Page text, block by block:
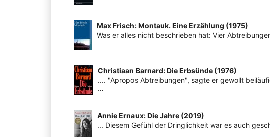
Max Frisch: Montauk. Eine Erzählung (1975)
Was er alles nicht beschrieben hat: Vier
Christiaan Barnard: Die Erbsünde (1976)
.... "Apropos Abtreibungen", sagte er gewollt
…
Annie Ernaux: Die Jahre (2019)
... Diesem Gefühl der Dringlichkeit war es auch